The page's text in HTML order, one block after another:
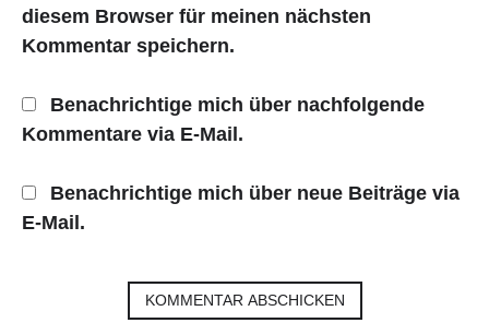
diesem Browser für meinen nächsten
Kommentar speichern.
Benachrichtige mich über nachfolgende
Kommentare via E-Mail.
Benachrichtige mich über neue Beiträge via
E-Mail.